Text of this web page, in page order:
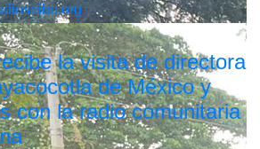
la visita de directora
de México y
con la radio comunitaria